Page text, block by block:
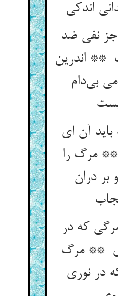
جز نفی ضد
** اندرین
بی‌دام
آن ای
مرگ را
بر دران
که در
** مرگ
در نوری